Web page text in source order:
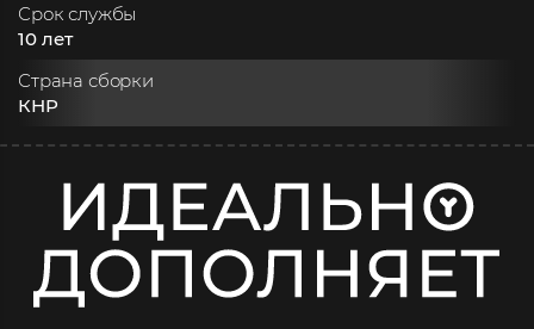
Срок службы
10 лет
Страна сборки
КНР